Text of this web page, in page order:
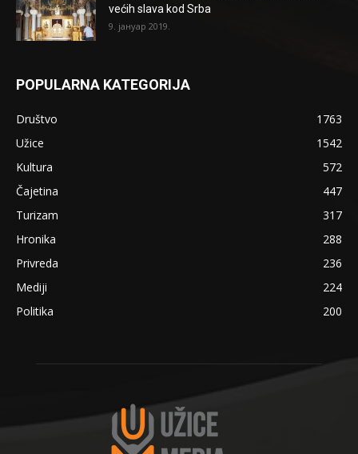
većih slava kod Srba
9. јануар 2019.
POPULARNA KATEGORIJA
Društvo
1763
Užice
1542
Kultura
572
Čajetina
447
Turizam
317
Hronika
288
Privreda
236
Mediji
224
Politika
200